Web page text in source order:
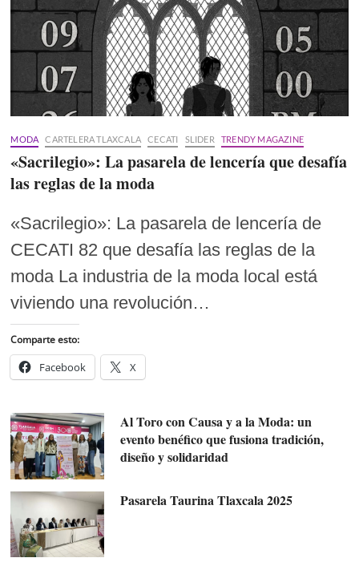
MODA CARTELERA TLAXCALA CECATI SLIDER TRENDY MAGAZINE
«Sacrilegio»: La pasarela de lencería que desafía
las reglas de la moda
«Sacrilegio»: La pasarela de lencería de
CECATI 82 que desafía las reglas de la
moda La industria de la moda local está
viviendo una revolución…
Comparte esto:
Facebook X
Al Toro con Causa y a la Moda: un
evento benéfico que fusiona tradición,
diseño y solidaridad
Pasarela Taurina Tlaxcala 2025